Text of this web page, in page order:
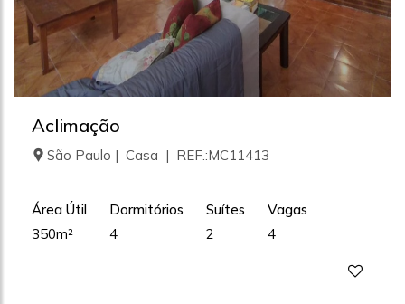
Aclimação
São Paulo | Casa | REF.:MC11413
Área Útil
350m²
Dormitórios
4
Suítes
2
Vagas
4